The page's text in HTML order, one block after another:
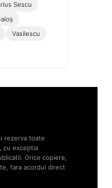
Sescu
Vasilescu
rezerva toate
cu exceptia
Orice copiere,
fara acordul direct